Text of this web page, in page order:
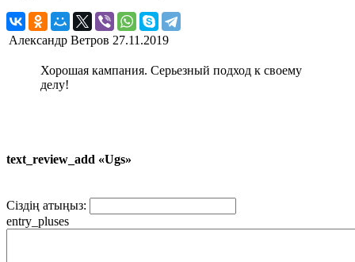
Александр Ветров 27.11.2019
Хорошая кампания. Серьезный подход к своему
делу!
text_review_add «Ugs»
Сіздің атыңыз:
entry_pluses